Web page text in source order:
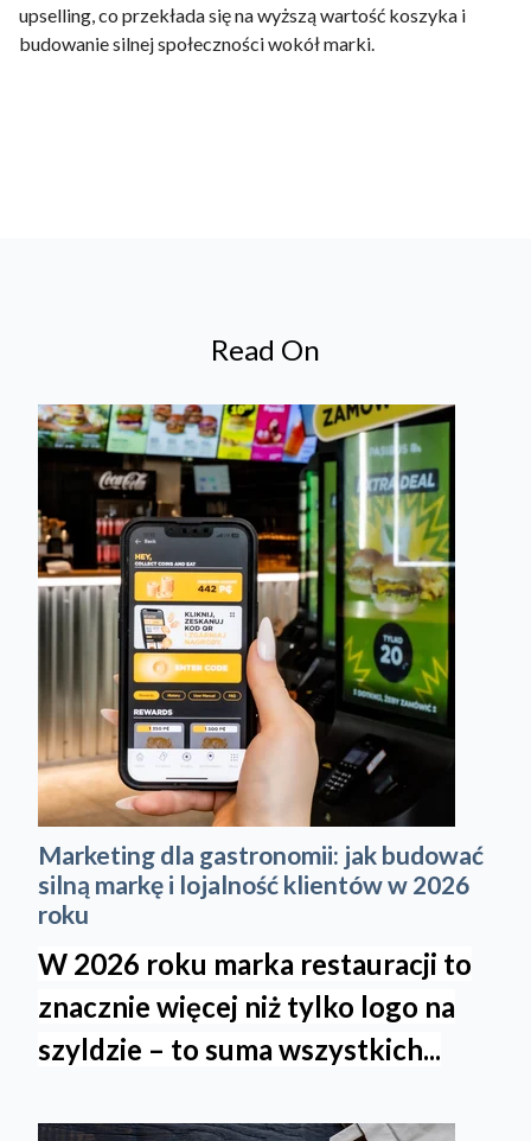
upselling, co przekłada się na wyższą wartość koszyka i
budowanie silnej społeczności wokół marki.
Read On
Marketing dla gastronomii: jak budować
silną markę i lojalność klientów w 2026
roku
W 2026 roku marka restauracji to
znacznie więcej niż tylko logo na
szyldzie – to suma wszystkich...